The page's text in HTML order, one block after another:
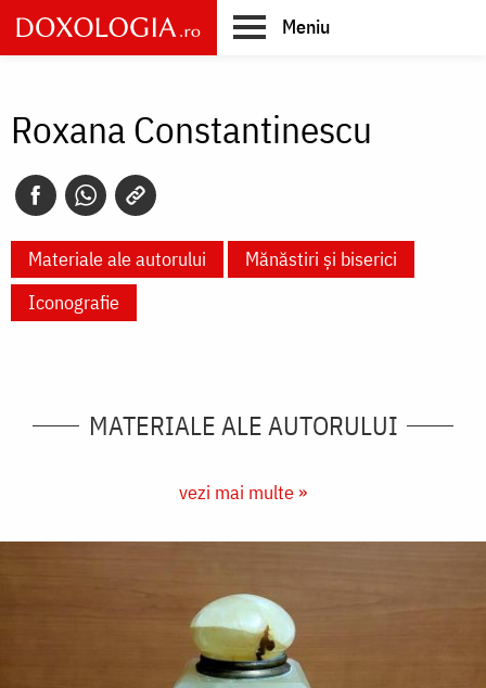
Skip
to
main
Meniu
Roxana Constantinescu
Materiale ale autorului
Mănăstiri și biserici
Iconografie
MATERIALE ALE AUTORULUI
vezi mai multe »